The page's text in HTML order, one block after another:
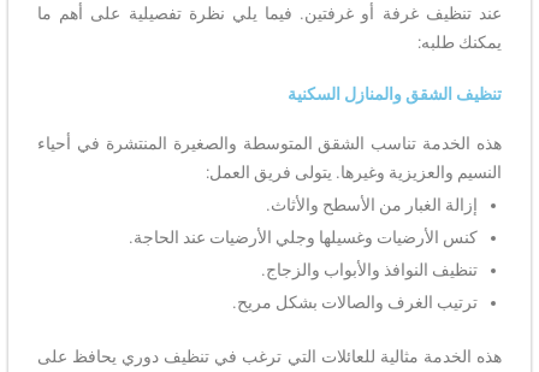
عند تنظيف غرفة أو غرفتين. فيما يلي نظرة تفصيلية على أهم ما
يمكنك طلبه:
تنظيف الشقق والمنازل السكنية
هذه الخدمة تناسب الشقق المتوسطة والصغيرة المنتشرة في أحياء
النسيم والعزيزية وغيرها. يتولى فريق العمل:
إزالة الغبار من الأسطح والأثاث.
كنس الأرضيات وغسيلها وجلي الأرضيات عند الحاجة.
تنظيف النوافذ والأبواب والزجاج.
ترتيب الغرف والصالات بشكل مريح.
هذه الخدمة مثالية للعائلات التي ترغب في تنظيف دوري يحافظ على